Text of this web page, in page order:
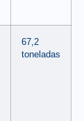
67,2
toneladas